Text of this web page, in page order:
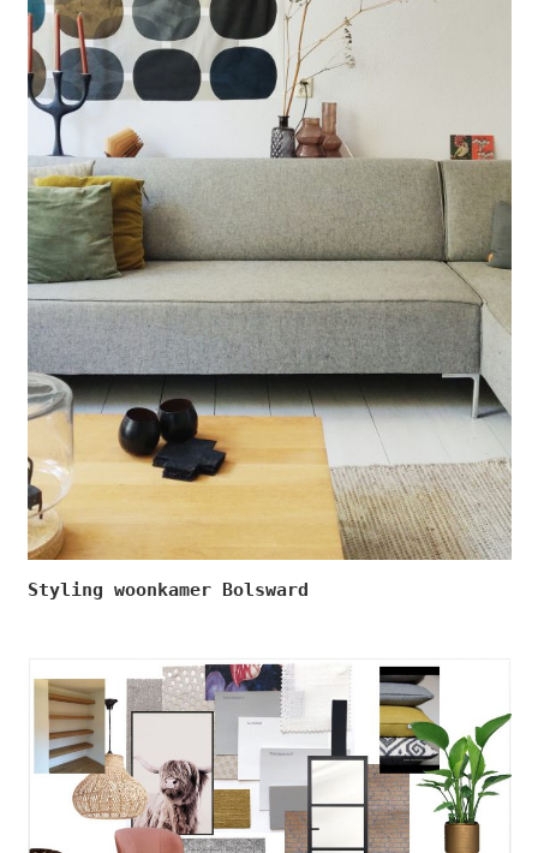
Styling woonkamer Bolsward